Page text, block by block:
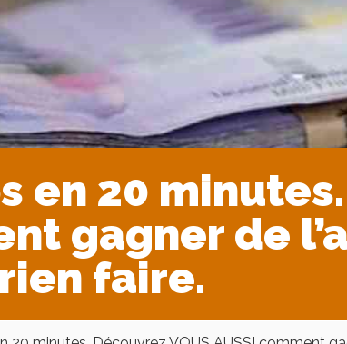
en 20
gagner de
faire.